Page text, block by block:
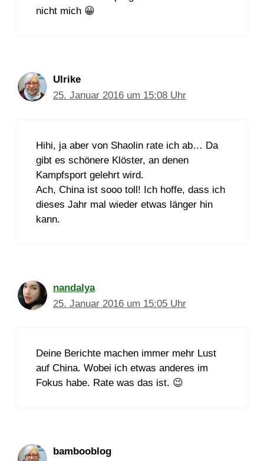
nicht mich 😀
Ulrike
25. Januar 2016 um 15:08 Uhr
Hihi, ja aber von Shaolin rate ich ab… Da
gibt es schönere Klöster, an denen
Kampfsport gelehrt wird.
Ach, China ist sooo toll! Ich hoffe, dass ich
dieses Jahr mal wieder etwas länger hin
kann.
nandalya
25. Januar 2016 um 15:05 Uhr
Deine Berichte machen immer mehr Lust
auf China. Wobei ich etwas anderes im
Fokus habe. Rate was das ist. 😉
bambooblog